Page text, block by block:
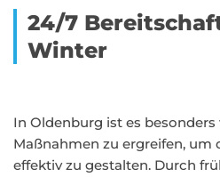
24/7
Winter
In Oldenburg ist es
Maßnahmen zu ergreifen, um
effektiv zu gestalten. Durch